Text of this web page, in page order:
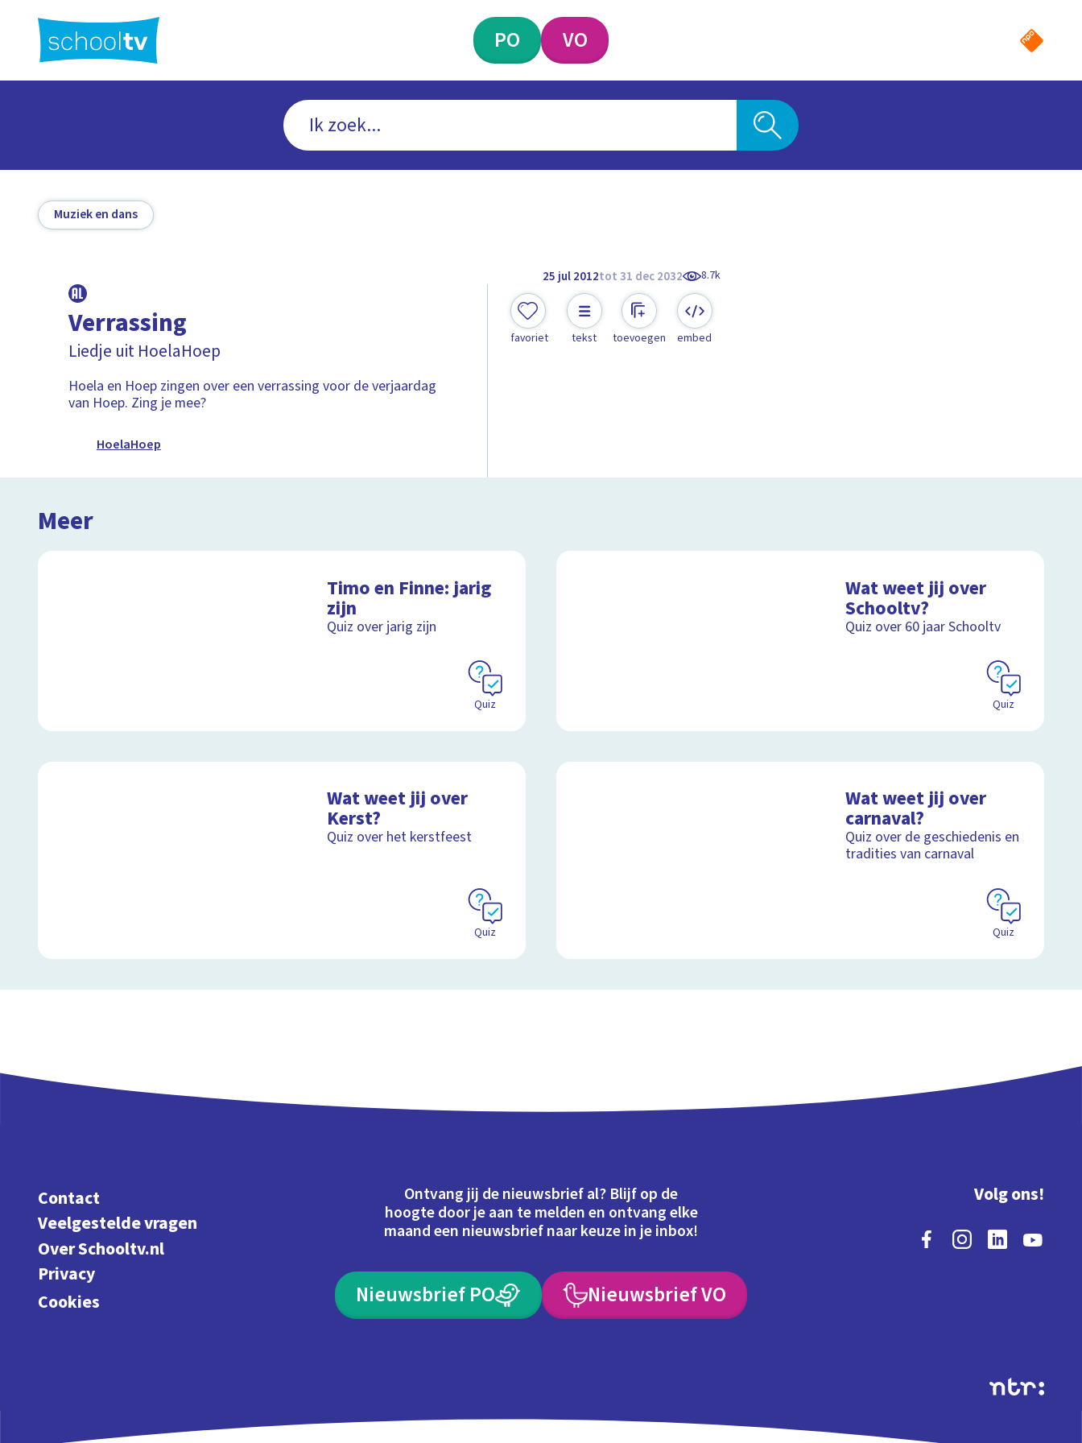
hoofdinhoud
PO VO
Muziek en dans
25 jul 2012tot 31 dec 2032 8.7k
Verrassing
Liedje uit HoelaHoep
Hoela en Hoep zingen over een verrassing voor de verjaardag
van Hoep. Zing je mee?
HoelaHoep
favoriet tekst toevoegen embed
Meer
Timo en Finne: jarig
zijn
Quiz over jarig zijn
Quiz
Wat weet jij over
Schooltv?
Quiz over 60 jaar Schooltv
Quiz
Wat weet jij over
Kerst?
Quiz over het kerstfeest
Quiz
Wat weet jij over
carnaval?
Quiz over de geschiedenis en
tradities van carnaval
Quiz
Contact
Veelgestelde vragen
Over Schooltv.nl
Privacy
Cookies
Ontvang jij de nieuwsbrief al? Blijf op de
hoogte door je aan te melden en ontvang elke
maand een nieuwsbrief naar keuze in je inbox!
Nieuwsbrief PO Nieuwsbrief VO
Volg ons!